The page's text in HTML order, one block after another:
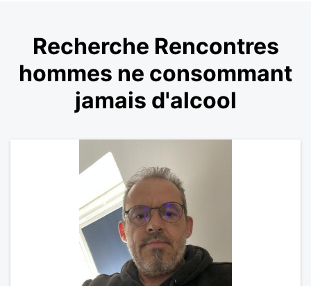
Recherche Rencontres
hommes ne consommant
jamais d'alcool